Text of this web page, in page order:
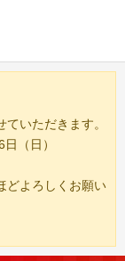
いただきます。
（日）
どよろしくお願い